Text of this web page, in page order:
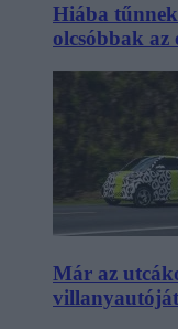
Hiába
olcsóbbak az
Már az
villanyautóját